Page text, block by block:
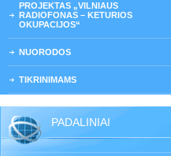
PROJEKTAS „VILNIAUS
RADIOFONAS – KETURIOS
OKUPACIJOS“
NUORODOS
TIKRINIMAMS
PADALINIAI